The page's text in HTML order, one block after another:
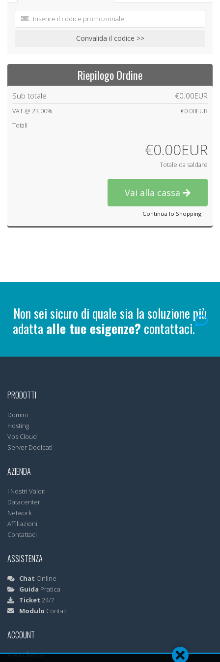
Convalida il codice >>
Riepilogo Ordine
Sub totale €0.00EUR
VAT @ 23.00%
€0.00EUR
Totali
€0.00EUR
Totale da saldare
Vai alla cassa
Continua lo Shopping
Non sei sicuro di quale sia la soluzione più
adatta alle tue esigenze? contattaci.
PRODOTTI
Domini
Hosting
Vps Cloud
Server Dedicati
AZIENDA
I Nostri Valori
Datacenter
Network
Affiliazioni
Contattaci
ASSISTENZA
Chat Online
Guida Pratica
Ticket 24/7
Modulo Contatti
ACCOUNT
Area Cliente